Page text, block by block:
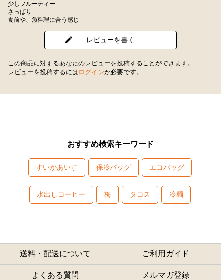
少しフルーティー
さっぱり
食前や、魚料理に合う感じ
レビューを書く
この商品に対するあなたのレビューを投稿することができます。
レビューを投稿するには ログインが必要です。
おすすめ検索キーワード
すいかあいす 保冷バッグ エコバッグ
水出しコーヒー 梅 タコス 冷麺
送料・配送について ご利用ガイド
よくある質問 メルマガ登録